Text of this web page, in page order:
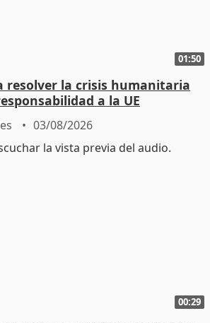
01:50
resolver la crisis humanitaria
a la UE
03/08/2026
00:29